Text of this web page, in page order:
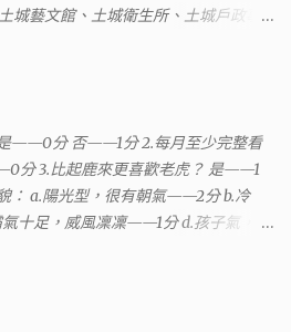
城藝文館、土城衛生所、土城戶政事
地政小而美工作站 ，也已經能處理大
就有問題。要是我拿著那不被承認、
到資源。但我不知道審判時法官會不
握每個法官或檢察官都公正細心，在
小人物受害案件去挖出更大的黑幕。
過實際到了現場發現還是需要法院的
是——0分 否——1分 2.每月至少完整看
分 3.比起鹿來更喜歡老虎？ 是——1
： a.陽光型，很有朝氣——2分 b.冷
十足，威風凜凜——1分 d.孩子氣，十
大眾化——1分 b.罕見，古色古香的複